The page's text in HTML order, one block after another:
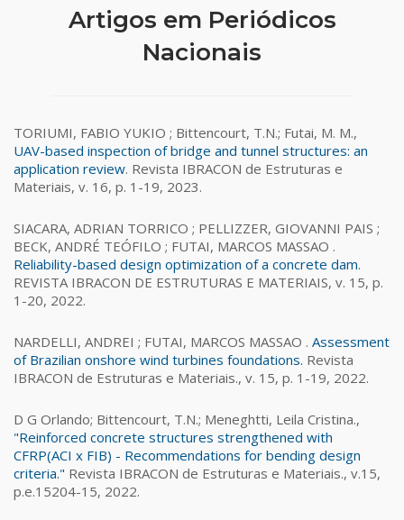
Artigos em Periódicos
Nacionais
TORIUMI, FABIO YUKIO ; Bittencourt, T.N.; Futai, M. M.,
UAV-based inspection of bridge and tunnel structures: an
application review. Revista IBRACON de Estruturas e
Materiais, v. 16, p. 1-19, 2023.
SIACARA, ADRIAN TORRICO ; PELLIZZER, GIOVANNI PAIS ;
BECK, ANDRÉ TEÓFILO ; FUTAI, MARCOS MASSAO .
Reliability-based design optimization of a concrete dam.
REVISTA IBRACON DE ESTRUTURAS E MATERIAIS, v. 15, p.
1-20, 2022.
NARDELLI, ANDREI ; FUTAI, MARCOS MASSAO . Assessment
of Brazilian onshore wind turbines foundations. Revista
IBRACON de Estruturas e Materiais., v. 15, p. 1-19, 2022.
D G Orlando; Bittencourt, T.N.; Meneghtti, Leila Cristina.,
"Reinforced concrete structures strengthened with
CFRP(ACI x FIB) - Recommendations for bending design
criteria." Revista IBRACON de Estruturas e Materiais., v.15,
p.e.15204-15, 2022.